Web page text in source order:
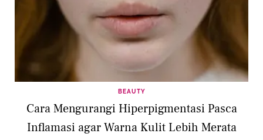
BEAUTY
Cara Mengurangi Hiperpigmentasi Pasca
Inflamasi agar Warna Kulit Lebih Merata